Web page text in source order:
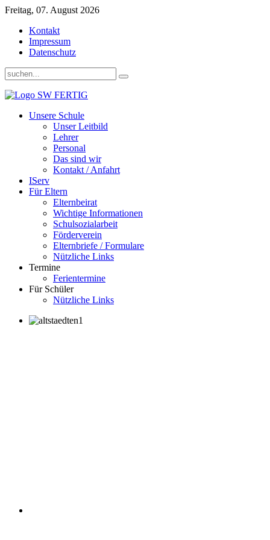
Freitag, 07. August 2026
Kontakt
Impressum
Datenschutz
Unsere Schule
Unser Leitbild
Lehrer
Personal
Das sind wir
Kontakt / Anfahrt
IServ
Für Eltern
Elternbeirat
Wichtige Informationen
Schulsozialarbeit
Förderverein
Elternbriefe / Formulare
Nützliche Links
Termine
Ferientermine
Für Schüler
Nützliche Links